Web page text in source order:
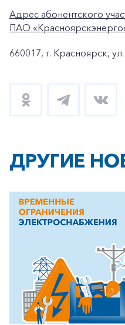
Адрес абонентского
ПАО
660017, г. Красноярск,
ДРУГИЕ